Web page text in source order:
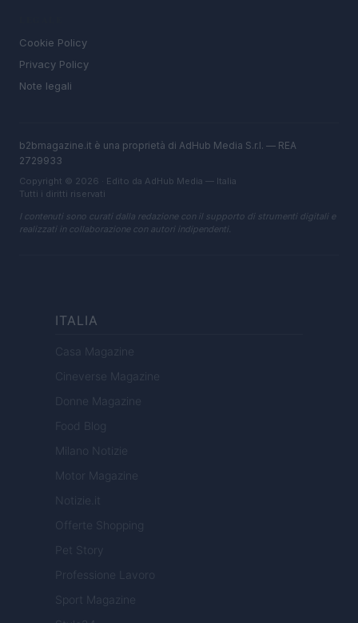
Cookie Policy
Privacy Policy
Note legali
b2bmagazine.it è una proprietà di AdHub Media S.r.l. — REA
2729933
Copyright © 2026 · Edito da AdHub Media — Italia
Tutti i diritti riservati
I contenuti sono curati dalla redazione con il supporto di strumenti digitali e
realizzati in collaborazione con autori indipendenti.
ITALIA
Casa Magazine
Cineverse Magazine
Donne Magazine
Food Blog
Milano Notizie
Motor Magazine
Notizie.it
Offerte Shopping
Pet Story
Professione Lavoro
Sport Magazine